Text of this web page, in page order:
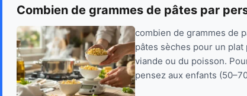
Combien de grammes de pâtes par
combien de grammes de
pâtes sèches pour un
viande ou du poisson.
pensez aux enfants